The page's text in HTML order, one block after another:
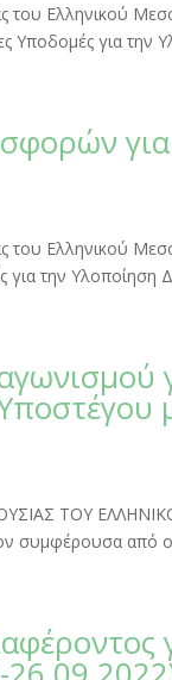
του Ελληνικού
Υποδομές για
του Ελληνικού
για την
ΤΟΥ
συμφέρουσα από